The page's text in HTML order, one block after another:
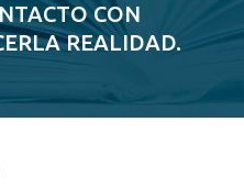
CON
REALIDAD.